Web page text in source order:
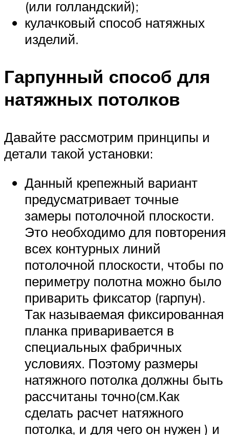
(или голландский);
кулачковый способ натяжных
изделий.
Гарпунный способ для
натяжных потолков
Давайте рассмотрим принципы и
детали такой установки:
Данный крепежный вариант
предусматривает точные
замеры потолочной плоскости.
Это необходимо для повторения
всех контурных линий
потолочной плоскости, чтобы по
периметру полотна можно было
приварить фиксатор (гарпун).
Так называемая фиксированная
планка приваривается в
специальных фабричных
условиях. Поэтому размеры
натяжного потолка должны быть
рассчитаны точно(см.Как
сделать расчет натяжного
потолка, и для чего он нужен ) и